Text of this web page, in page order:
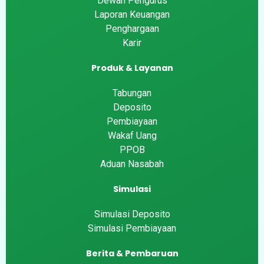
Laporan Keuangan
Penghargaan
Karir
Produk & Layanan
Tabungan
Deposito
Pembiayaan
Wakaf Uang
PPOB
Aduan Nasabah
Simulasi
Simulasi Deposito
Simulasi Pembiayaan
Berita & Pembaruan